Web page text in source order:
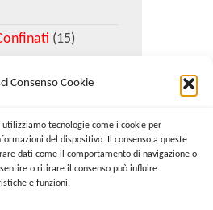
Consenso Cookie
tecnologie come i cookie per
del dispositivo. Il consenso a queste
dati come il comportamento di navigazione o
o ritirare il consenso può influire
e funzioni.
(15)